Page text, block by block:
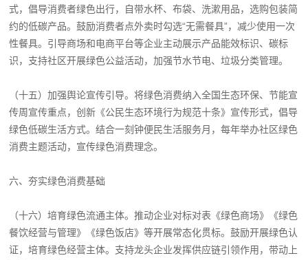
式，倡导消费者绿色出行，自带水杯、布袋、洗漱用品，选购包装简
约的低碳产品。鼓励消费者点外卖时勾选“无需餐具”，减少使用一次
性餐具。引导商场和电商平台等企业主动展示产品能效标识、碳标
识，支持社区开展绿色公益活动，加强节水节电、垃圾分类管理。
（十五）加强舆论宣传引导。将绿色消费纳入全国生态环保、节能宣
传周宣传重点，创新《公民生态环境行为规范十条》宣传形式，倡导
绿色低碳生活方式。结合一刻钟便民生活服务月，每年举办社区绿色
消费主题活动，宣传绿色消费理念。
六、夯实绿色消费基础
（十六）培育绿色流通主体。推动企业对标对表《绿色商场》《绿色
餐饮经营与管理》《绿色饭店》等开展常态化贯标。鼓励开展绿色认
证，培育绿色经营主体。支持龙头企业发挥供应链引领作用，带动上